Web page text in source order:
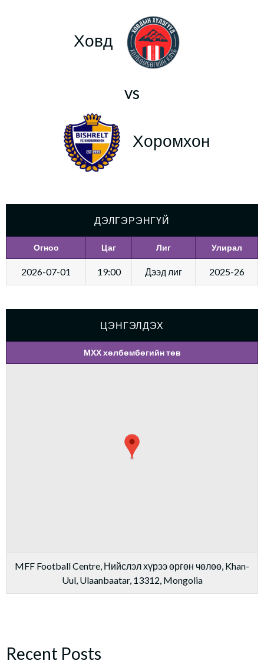
Ховд
vs
Хоромхон
ДЭЛГЭРЭНГҮЙ
Огноо Цаг Лиг Улирал
2026-07-01 19:00 Дээд лиг 2025-26
ЦЭНГЭЛДЭХ
МХХ хөлбөмбөгийн төв
MFF Football Centre, Нийслэл хүрээ өргөн чөлөө, Khan-
Uul, Ulaanbaatar, 13312, Mongolia
Recent Posts